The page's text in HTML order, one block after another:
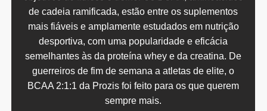
de cadeia ramificada, estão entre os suplementos
mais fiáveis e amplamente estudados em nutrição
desportiva, com uma popularidade e eficácia
semelhantes às da proteína whey e da creatina. De
guerreiros de fim de semana a atletas de elite, o
BCAA 2:1:1 da Prozis foi feito para os que querem
sempre mais.